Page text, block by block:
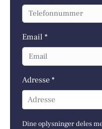
Email *
Adresse *
Adresse
Dine oplysninger deles